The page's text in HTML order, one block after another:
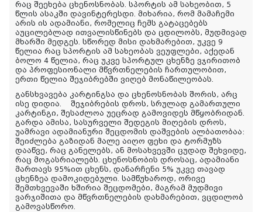
რაც შეეხება ცხენოსნობას. სპორტის ამ სახეობით, 5
წლის ასაკში დავინტერესდი. მიხარია, რომ მამაჩემი
არის ის ადამიანი, რომელიც ჩემს გატაცებებს
აუცილებლად ითვალისწინებს და ცდილობს, მუდმივად
მხარში მედგეს. სწორედ მისი დახმარებით, უკვე 9
წელია რაც სპორტის ამ სახეობას ვეუფლები, აქედან
ბოლო 4 წელია, რაც უკვე სპორტულ ცხენზე ვჯირითობ
და პროფესიონალი მწვრთნელების ჩართულობით,
ერთი წელია შეჯიბრებში ვიღებ მონაწილეობას.
განსხვავება კარტინგსა და ცხენოსნობას შორის, არც
ისე დიდია. შეჯიბრების დროს, სრულად გამართული
კარტინგი, შესაძლოა უეცრად გამოვიდეს მწყობრიდან.
გარდა ამისა, სასურველი შედეგის მიღების დროს,
უამრავი ადამიანური შეცდომის დაშვების ალბათობაა:
შეიძლება გაზიდან მალე აიღო ფეხი და ტორმუზს
დააწვე, რაც განელებს, ან მოსახვევში ცუდად შეხვიდე,
რაც მოგასრიალებს. ცხენოსნობის დროსაც, ადამიანი
მართავს 95%ით ცხენს, დანარჩენი 5% უკვე თავად
ცხენზეა დამოკიდებული. სამწუხაროდ, ორივე
შემთხვევაში ხშირია შეცდომები, მაგრამ მუდმივი
ვარჯიშითა და მწვრთნელების დახმარებით, ვცდილობ
გამოვასწორო.